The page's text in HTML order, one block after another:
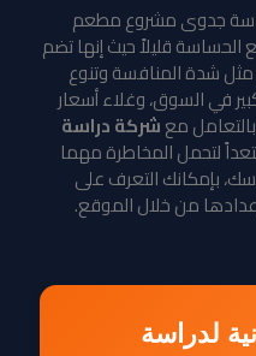
جدوى مشروع مطعم
قليلاً حيث إنها تضم
مثل شدة المنافسة وتنوع
في السوق، وغلاء أسعار
معشركة دراسة
لتحمل المخاطرة مهما
بإمكانك التعرف على
من خلال الموقع.
لدراسة